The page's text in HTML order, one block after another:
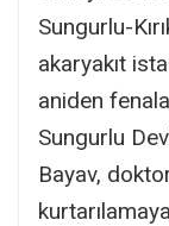
Sungurlu-
akaryakıt
aniden
Sungurlu
Bayav,